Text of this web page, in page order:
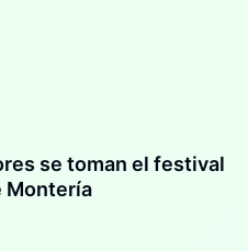
se toman el festival
Montería